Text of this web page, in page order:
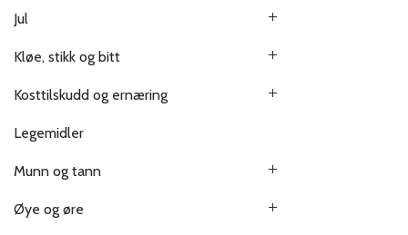
Jul
Kløe, stikk og bitt
Kosttilskudd og ernæring
Legemidler
Munn og tann
Øye og øre